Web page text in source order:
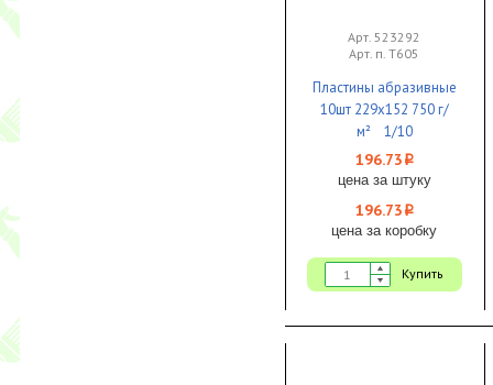
Арт. 523292
Арт. п. Т605
Пластины абразивные
10шт 229х152 750 г/
м² 1/10
196.73 i
цена за штуку
196.73 i
цена за коробку
Купить